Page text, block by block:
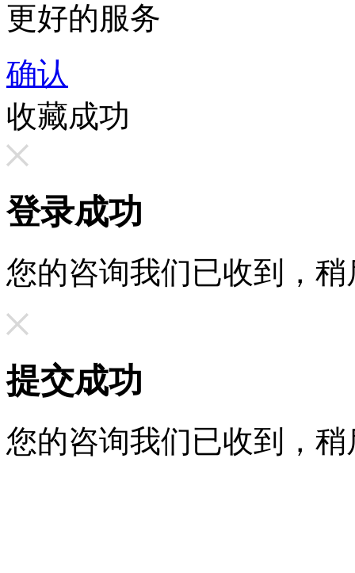
更好的服务
确认
收藏成功
登录成功
您的咨询我们已收到，
提交成功
您的咨询我们已收到，